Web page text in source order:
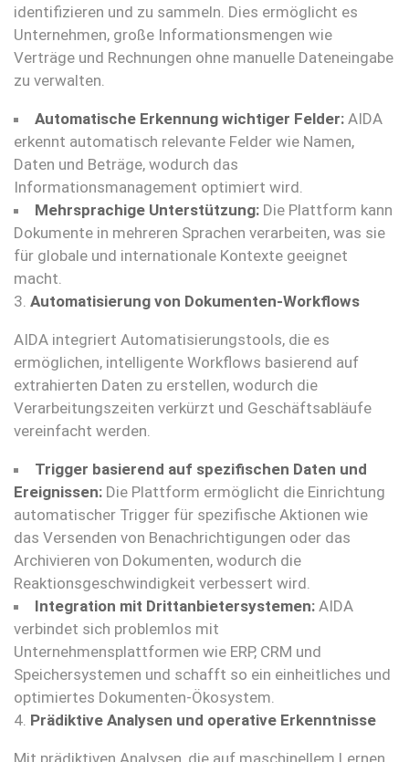
identifizieren und zu sammeln. Dies ermöglicht es
Unternehmen, große Informationsmengen wie
Verträge und Rechnungen ohne manuelle Dateneingabe
zu verwalten.
Automatische Erkennung wichtiger Felder: AIDA
erkennt automatisch relevante Felder wie Namen,
Daten und Beträge, wodurch das
Informationsmanagement optimiert wird.
Mehrsprachige Unterstützung: Die Plattform kann
Dokumente in mehreren Sprachen verarbeiten, was sie
für globale und internationale Kontexte geeignet
macht.
3. Automatisierung von Dokumenten-Workflows
AIDA integriert Automatisierungstools, die es
ermöglichen, intelligente Workflows basierend auf
extrahierten Daten zu erstellen, wodurch die
Verarbeitungszeiten verkürzt und Geschäftsabläufe
vereinfacht werden.
Trigger basierend auf spezifischen Daten und
Ereignissen: Die Plattform ermöglicht die Einrichtung
automatischer Trigger für spezifische Aktionen wie
das Versenden von Benachrichtigungen oder das
Archivieren von Dokumenten, wodurch die
Reaktionsgeschwindigkeit verbessert wird.
Integration mit Drittanbietersystemen: AIDA
verbindet sich problemlos mit
Unternehmensplattformen wie ERP, CRM und
Speichersystemen und schafft so ein einheitliches und
optimiertes Dokumenten-Ökosystem.
4. Prädiktive Analysen und operative Erkenntnisse